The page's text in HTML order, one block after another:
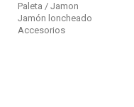
Paleta / Jamon
Jamón loncheado
Accesorios